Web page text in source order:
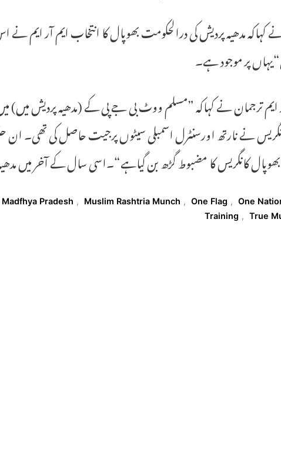
کہاکہ مدھیہ پردیش کی درالحکومت بھوپال کا انتخاب ایم آر ایم
پر موجود ہے۔
ایم ترجمان نے کہاکہ ”مسلم ووٹ بی جے پی کے (مدھیہ پردیش
نے نارتھ اورسنٹرل اسمبلی سیٹوں پرجیت حاصل کی تھی۔ ان
کانگریس کا مضبوط گڑھ بن گیاہے“۔اسی سال کے آخر میں
Madfhya Pradesh , Muslim Rashtria Munch , One Flag , One
Training , True